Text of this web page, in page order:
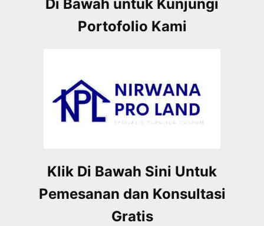
Di Bawah untuk Kunjungi
Portofolio Kami
Klik Di Bawah Sini Untuk
Pemesanan dan Konsultasi
Gratis